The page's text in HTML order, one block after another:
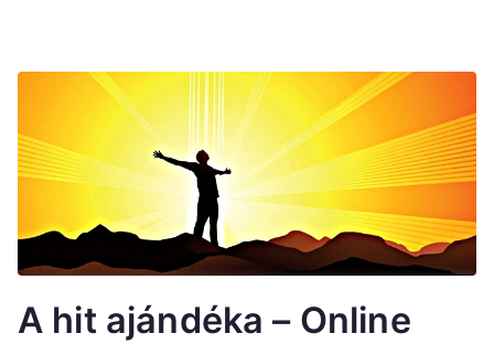
A hit ajándéka – Online